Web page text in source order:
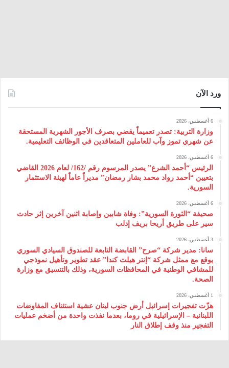
ورد الآن
6 أغسطس، 2026
وزارة التربية: تصدر تعميماً يقضي بصرف الأجور الشهرية المستحقة
عن شهري تموز وآب للعاملين المتعاقدين في الوظائف التعليمية.
6 أغسطس، 2026
الرئيس “أحمد الشرع” يصدر المرسوم رقم /162/ لعام 2026 ‌القاضي
بتعيين “أحمد رواد محمد بشار رمضان” مديراً عاماً لهيئة ‌الاستثمار
السورية.
6 أغسطس، 2026
صحيفة “الثورة السورية”: وفاة شابين وإصابة اثنين آخرين إثر حادث
سير على طريق أريحا بريف إدلب
3 أغسطس، 2026
سانا: مدير شركة “صرح” القابضة التابعة للصندوق السيادي السوري
يوقع مع ممثل شركة “إنتر هيلث كندا” عقد تطوير وتأهيل نموذجي
للمشافي الوطنية في المحافظات السورية، وذلك بالتنسيق مع وزارة
الصحة.
1 أغسطس، 2026
هزّت تفجيرات إسرائيل أرض جنوب لبنان عشية استئناف المفاوضات
اللبنانية – الإسرائيلية في روما، بعدما نفذت واحدة من أضخم عمليات
التفجير منذ وقف إطلاق النار